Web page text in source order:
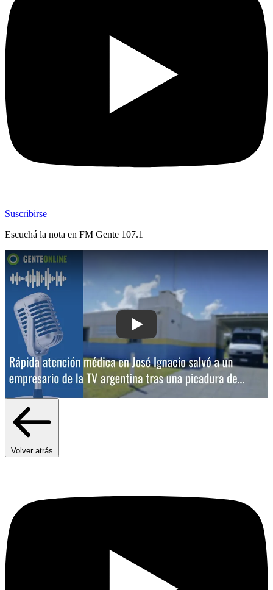
Suscribirse
Escuchá la nota en FM Gente 107.1
Play: Rápida atención médica en
Volver atrás